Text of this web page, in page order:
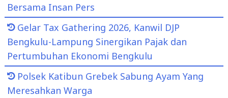
Bersama Insan Pers
Gelar Tax Gathering 2026, Kanwil DJP
Bengkulu-Lampung Sinergikan Pajak dan
Pertumbuhan Ekonomi Bengkulu
Polsek Katibun Grebek Sabung Ayam Yang
Meresahkan Warga